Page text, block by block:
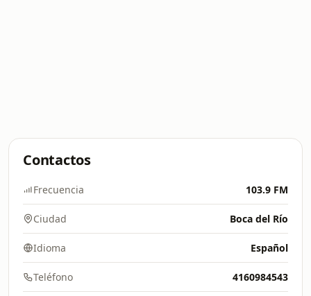
Contactos
Frecuencia 103.9 FM
Ciudad Boca del Río
Idioma Español
Teléfono 4160984543